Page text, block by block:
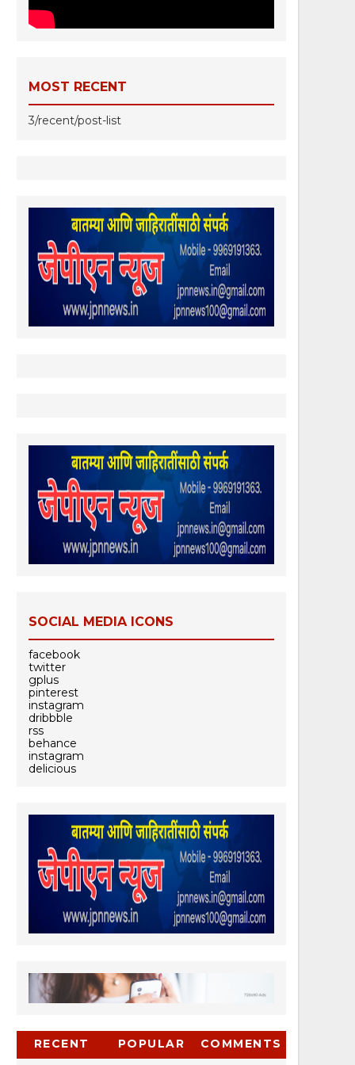
MOST RECENT
3/recent/post-list
SOCIAL MEDIA ICONS
facebook
twitter
gplus
pinterest
instagram
dribbble
rss
behance
instagram
delicious
RECENT POPULAR COMMENTS